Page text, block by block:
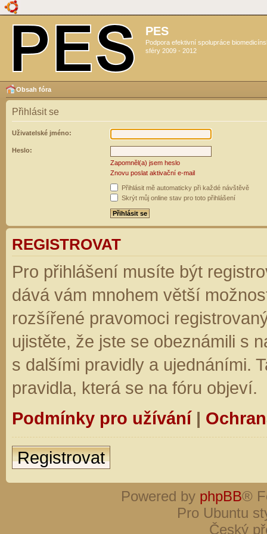
PES
Podpora efektivní spolupráce
sféry 2009 - 2012
Obsah fóra
Přihlásit se
Uživatelské jméno:
Heslo:
Zapomněl(a) jsem heslo
Znovu poslat aktivační e-mail
Přihlásit mě automaticky při každé návštěvě
Skrýt můj online stav pro toto přihlášení
REGISTROVAT
Pro přihlášení musíte být
dává vám mnohem větší
rozšířené pravomoci
ujistěte, že jste se obeznámili s
s dalšími pravidly a ujednáními.
pravidla, která se na fóru objeví.
Podmínky pro užívání|
Registrovat
Powered by phpBB®
Pro Ubuntu
Český